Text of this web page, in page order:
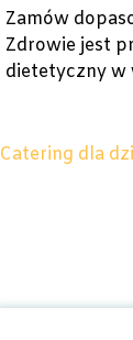
Zamów
Zdrowie jest
dietetyczny w
Catering dla